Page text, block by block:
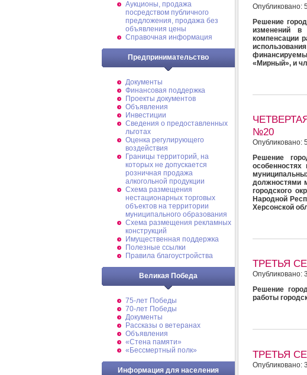
Аукционы, продажа
посредством публичного
предложения, продажа без
объявления цены
Справочная информация
Предпринимательство
Документы
Финансовая поддержка
Проекты документов
Объявления
Инвестиции
Сведения о предоставленных
льготах
Оценка регулирующего
воздействия
Границы территорий, на
которых не допускается
розничная продажа
алкогольной продукции
Схема размещения
нестационарных торговых
объектов на территории
муниципального образования
Схема размещения рекламных
конструкций
Имущественная поддержка
Полезные ссылки
Правила благоустройства
Великая Победа
75-лет Победы
70-лет Победы
Документы
Рассказы о ветеранах
Объявления
«Стена памяти»
«Бессмертный полк»
Информация для населения
Опубликовано:
Решение
изменений в
компенсации
«Мирный», и
№20
Опубликовано:
Решение
должностями
городского
Народной
Херсонской
ТРЕТЬЯ
Опубликовано:
Решение
работы
ТРЕТЬЯ
Опубликовано: